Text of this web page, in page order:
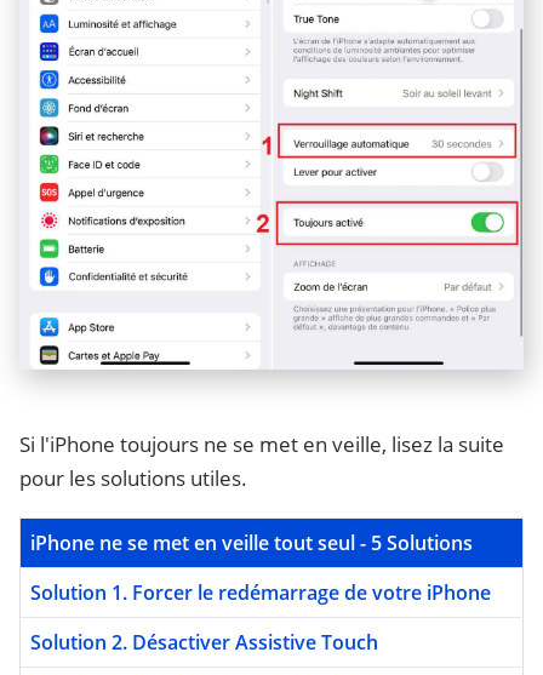
Si l'iPhone toujours ne se met en veille, lisez la suite
pour les solutions utiles.
iPhone ne se met en veille tout seul - 5 Solutions
Solution 1. Forcer le redémarrage de votre iPhone
Solution 2. Désactiver Assistive Touch